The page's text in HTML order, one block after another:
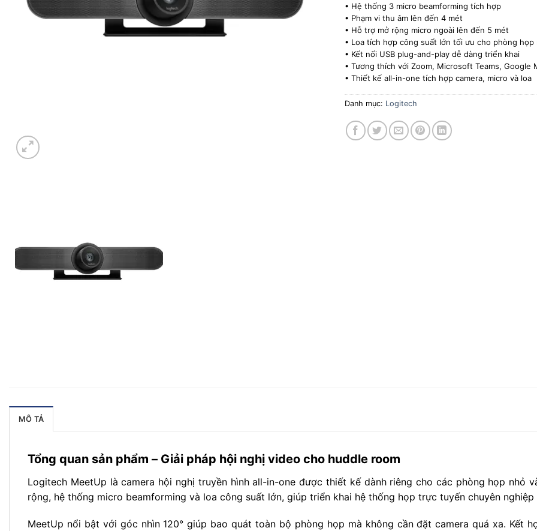
• Hệ thống 3 micro beamforming tích hợp
• Phạm vi thu âm lên đến 4 mét
• Hỗ trợ mở rộng micro ngoài lên đến 5 mét
• Loa tích hợp công suất lớn tối ưu cho phòng họp
• Kết nối USB plug-and-play dễ dàng triển khai
• Tương thích với Zoom, Microsoft Teams, Google
• Thiết kế all-in-one tích hợp camera, micro và loa
Danh mục: Logitech
MÔ TẢ
Tổng quan sản phẩm – Giải pháp hội nghị video cho huddle room
Logitech MeetUp là camera hội nghị truyền hình all-in-one được thiết kế dành riêng cho các phòng họp nhỏ
rộng, hệ thống micro beamforming và loa công suất lớn, giúp triển khai hệ thống họp trực tuyến chuyên
MeetUp nổi bật với góc nhìn 120° giúp bao quát toàn bộ phòng họp mà không cần đặt camera quá xa. Kết